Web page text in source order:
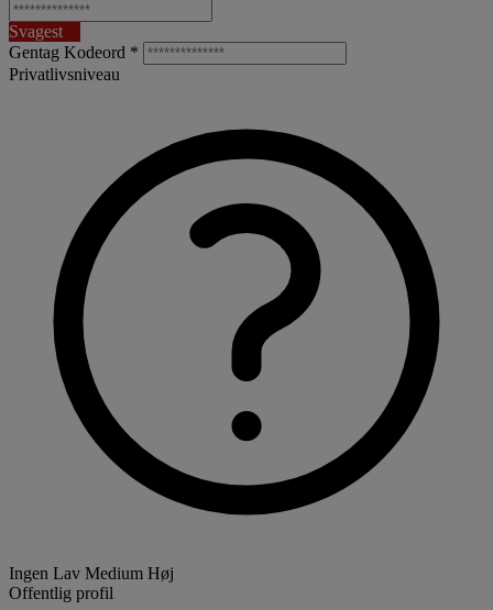
Svagest
Gentag Kodeord *
Privatlivsniveau
Ingen Lav Medium Høj
Offentlig profil